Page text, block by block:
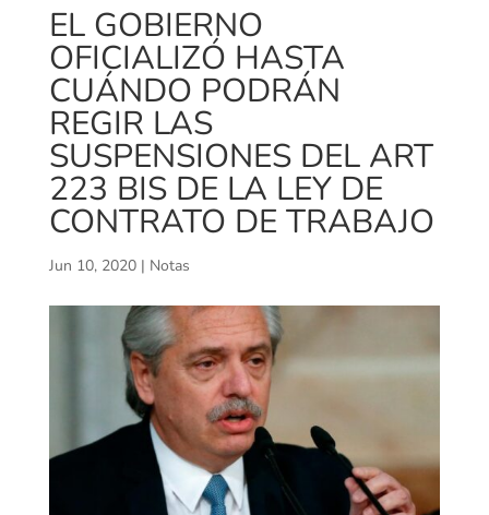
EL GOBIERNO
OFICIALIZÓ HASTA
CUÁNDO PODRÁN
REGIR LAS
SUSPENSIONES DEL ART
223 BIS DE LA LEY DE
CONTRATO DE TRABAJO
Jun 10, 2020| Notas